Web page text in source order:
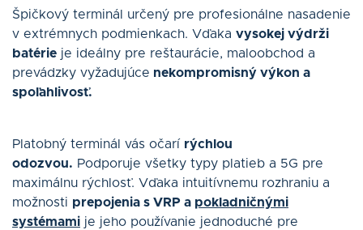
Špičkový terminál určený pre profesionálne nasadenie
v extrémnych podmienkach. Vďaka vysokej výdrži
batérie je ideálny pre reštaurácie, maloobchod a
prevádzky vyžadujúce nekompromisný výkon a
spoľahlivosť.
Platobný terminál vás očarí rýchlou
odozvou. Podporuje všetky typy platieb a 5G pre
maximálnu rýchlosť. Vďaka intuitívnemu rozhraniu a
možnosti prepojenia s VRP a pokladničnými
systémami je jeho používanie jednoduché pre